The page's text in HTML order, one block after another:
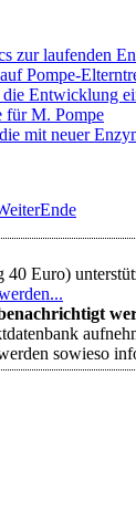
zur laufenden
Pompe-
Entwicklung
für M. Pompe
mit neuer
Ende
40 Euro)
sowieso